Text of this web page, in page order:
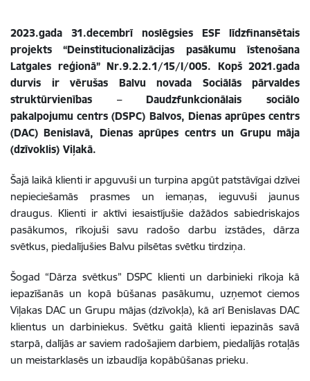
2023.gada 31.decembrī noslēgsies ESF līdzfinansētais
projekts “Deinstitucionalizācijas pasākumu īstenošana
Latgales reģionā” Nr.9.2.2.1/15/I/005. Kopš 2021.gada
durvis ir vērušas Balvu novada Sociālās pārvaldes
struktūrvienības – Daudzfunkcionālais sociālo
pakalpojumu centrs (DSPC) Balvos, Dienas aprūpes centrs
(DAC) Benislavā, Dienas aprūpes centrs un Grupu māja
(dzīvoklis) Viļakā.
Šajā laikā klienti ir apguvuši un turpina apgūt patstāvīgai dzīvei
nepieciešamās prasmes un iemaņas, ieguvuši jaunus
draugus. Klienti ir aktīvi iesaistījušie dažādos sabiedriskajos
pasākumos, rīkojuši savu radošo darbu izstādes, dārza
svētkus, piedalījušies Balvu pilsētas svētku tirdziņa.
Šogad “Dārza svētkus” DSPC klienti un darbinieki rīkoja kā
iepazīšanās un kopā būšanas pasākumu, uzņemot ciemos
Viļakas DAC un Grupu mājas (dzīvokļa), kā arī Benislavas DAC
klientus un darbiniekus. Svētku gaitā klienti iepazinās savā
starpā, dalījās ar saviem radošajiem darbiem, piedalījās rotaļās
un meistarklasēs un izbaudīja kopābūšanas prieku.